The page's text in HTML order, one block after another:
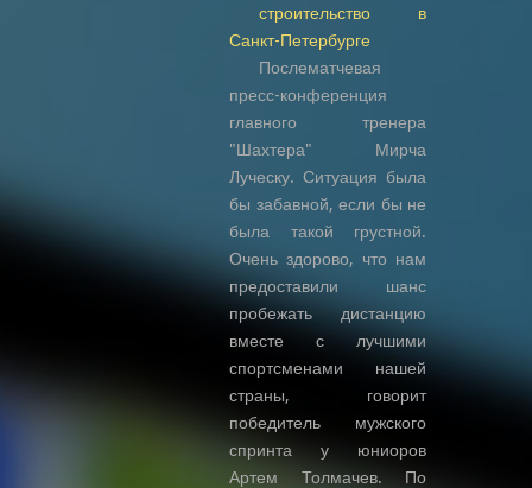
строительство в
Санкт-Петербурге
Послематчевая
пресс-конференция
главного тренера
"Шахтера" Мирча
Луческу. Ситуация была
бы забавной, если бы не
была такой грустной.
Очень здорово, что нам
предоставили шанс
пробежать дистанцию
вместе с лучшими
спортсменами нашей
страны, говорит
победитель мужского
спринта у юниоров
Артем Толмачев. По